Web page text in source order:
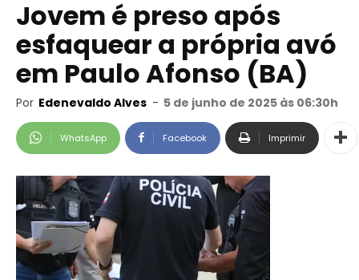
Jovem é preso após
esfaquear a própria avó
em Paulo Afonso (BA)
Por Edenevaldo Alves - 5 de junho de 2025 às 06:30h
WhatsApp Facebook Imprimir